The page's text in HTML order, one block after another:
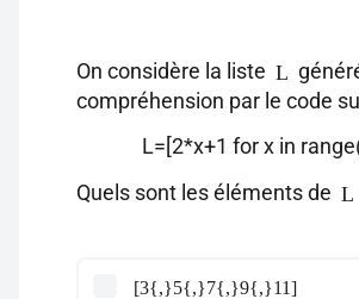
Pour profiter de 10 contenus
On considère la liste L
compréhension par le code
L=[2*x+1 for x in
Quels sont les éléments de L
[3{,}5{,}7{,}9{,}11]